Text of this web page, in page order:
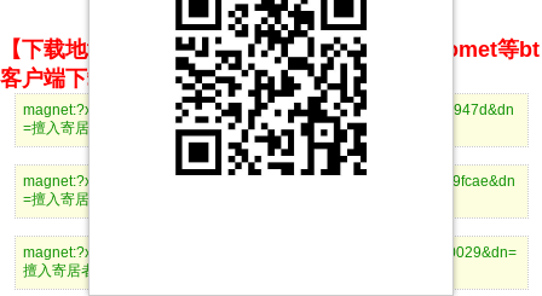
【下载地址】magnet推荐使用utorrent、BitComet等bt
客户端下载
magnet:?xt=urn:btih:cf85103ea340690a1d13c1e809dcb9055083947d&dn
=擅入寄居者第12集.mp4
magnet:?xt=urn:btih:888d71e1d4e9bd7ae942397a9ac35b731099fcae&dn
=擅入寄居者第11集.mp4
magnet:?xt=urn:btih:7bb2959613d7df14cca7c3497eca1714f1660029&dn=
擅入寄居者第10集.mp4